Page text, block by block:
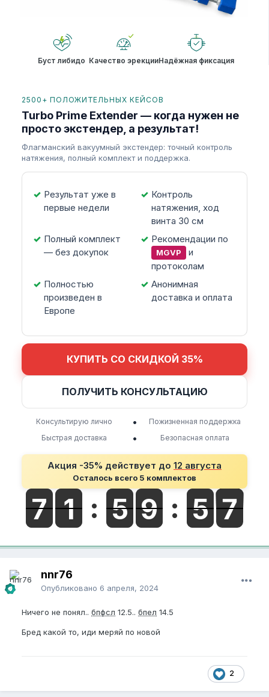
Буст либидо Качество эрекцииНадёжная фиксация
2500+ ПОЛОЖИТЕЛЬНЫХ КЕЙСОВ
Turbo Prime Extender — когда нужен не
просто экстендер, а результат!
Флагманский вакуумный экстендер: точный контроль
натяжения, полный комплект и поддержка.
Результат уже в
первые недели
Контроль
натяжения, ход
винта 30 см
Полный комплект
— без докупок
Рекомендации по
MGVP
и
протоколам
Полностью
произведен в
Европе
Анонимная
доставка и оплата
КУПИТЬ СО СКИДКОЙ 35%
ПОЛУЧИТЬ КОНСУЛЬТАЦИЮ
Консультирую лично •
Пожизненная поддержка
Быстрая доставка
• Безопасная оплата
Акция -35% действует до 12 августа
Осталось всего 5 комплектов
nnr76
Опубликовано 6 апреля, 2024
Ничего не понял.. бпфсл 12.5.. бпел 14.5
Бред какой то, иди меряй по новой
2